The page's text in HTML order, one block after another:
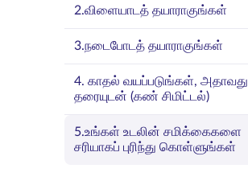
2.விளையாடத் தயாராகுங்கள்
3.நடைபோடத் தயாராகுங்கள்
4. காதல் வயப்படுங்கள், அதாவது
தரையுடன் (கண் சிமிட்டல்)
5.உங்கள் உடலின் சமிக்கைகளை
சரியாகப் புரிந்து கொள்ளுங்கள்